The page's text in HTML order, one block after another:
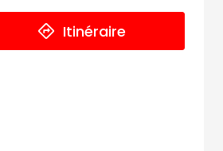
Itinéraire